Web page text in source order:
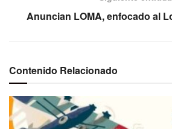
Anuncian LOMA, enfocado al
Contenido Relacionado